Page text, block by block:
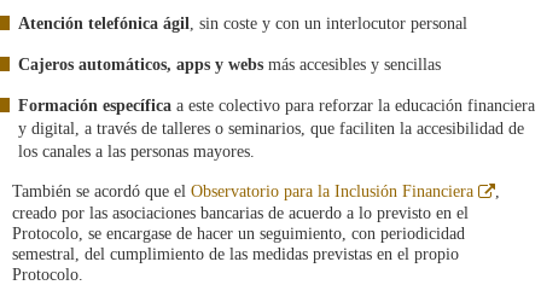
Atención telefónica ágil, sin coste y con un interlocutor personal
Cajeros automáticos, apps y webs más accesibles y sencillas
Formación específica a este colectivo para reforzar la educación financiera
y digital, a través de talleres o seminarios, que faciliten la accesibilidad de
los canales a las personas mayores.
También se acordó que el Observatorio para la Inclusión Financiera
Abre
,
creado por las asociaciones bancarias de acuerdo a lo previsto en el
Protocolo, se encargase de hacer un seguimiento, con periodicidad
semestral, del cumplimiento de las medidas previstas en el propio
Protocolo.